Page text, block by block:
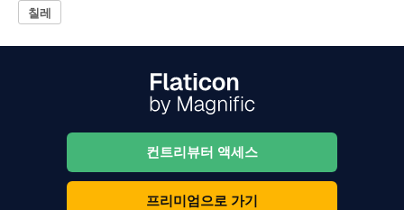
칠레
컨트리뷰터 액세스
프리미엄으로 가기